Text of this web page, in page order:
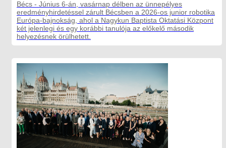
Bécs - Június 6-án, vasárnap délben az ünnepélyes
eredményhirdetéssel zárult Bécsben a 2026-os junior robotika
Európa-bajnokság, ahol a Nagykun Baptista Oktatási Központ
két jelenlegi és egy korábbi tanulója az előkelő második
helyezésnek örülhetett.